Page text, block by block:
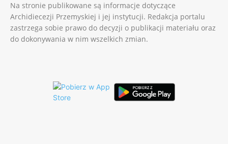
Na stronie publikowane są informacje dotyczące
Archidiecezji Przemyskiej i jej instytucji. Redakcja portalu
zastrzega sobie prawo do decyzji o publikacji materiału oraz
do dokonywania w nim wszelkich zmian.